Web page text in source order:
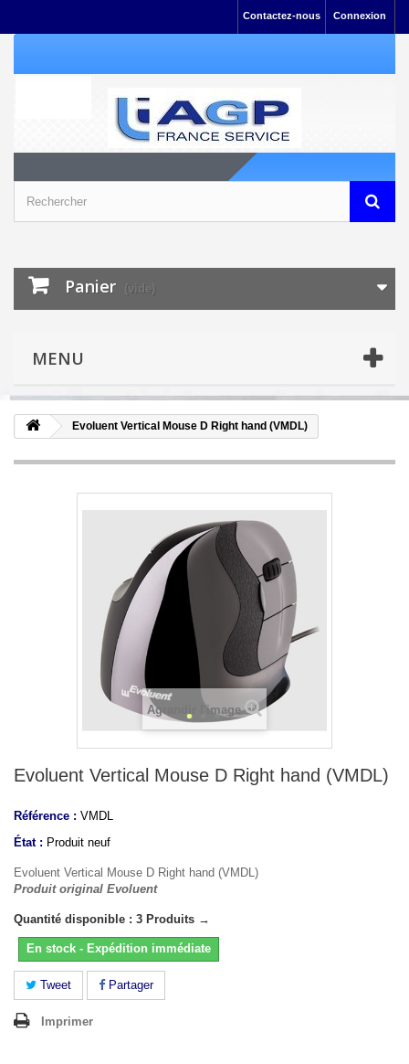
Connexion
Contactez-nous
Panier (vide)
MENU
Evoluent Vertical Mouse D Right hand (VMDL)
Agrandir l'image
Evoluent Vertical Mouse D Right hand (VMDL)
Référence : VMDL
État : Produit neuf
Evoluent Vertical Mouse D Right hand (VMDL)
Produit original Evoluent
Quantité disponible : 3 Produits →
En stock - Expédition immédiate
Tweet Partager
Imprimer